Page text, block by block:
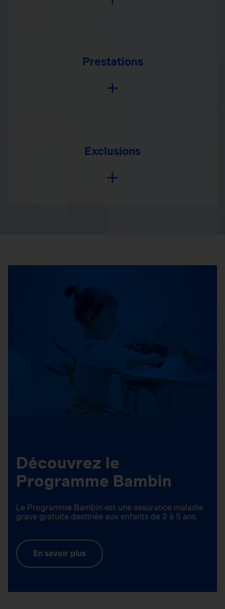
Prestations
Exclusions
Découvrez le
Programme Bambin
Le Programme Bambin est une assurance maladie
grave gratuite destinée aux enfants de 2 à 5 ans.
En savoir plus